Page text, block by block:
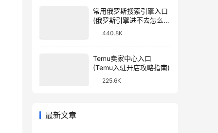
常用俄罗斯搜索引擎入口
(俄罗斯引擎进不去怎么
440.8K
Temu卖家中心入口
(Temu入驻开店攻略指南)
225.6K
最新文章